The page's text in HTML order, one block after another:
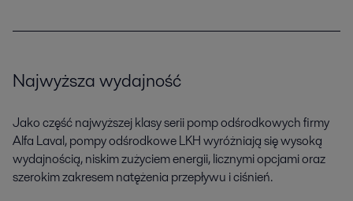
Najwyższa wydajność
Jako część najwyższej klasy serii pomp odśrodkowych firmy
Alfa Laval, pompy odśrodkowe LKH wyróżniają się wysoką
wydajnością, niskim zużyciem energii, licznymi opcjami oraz
szerokim zakresem natężenia przepływu i ciśnień.